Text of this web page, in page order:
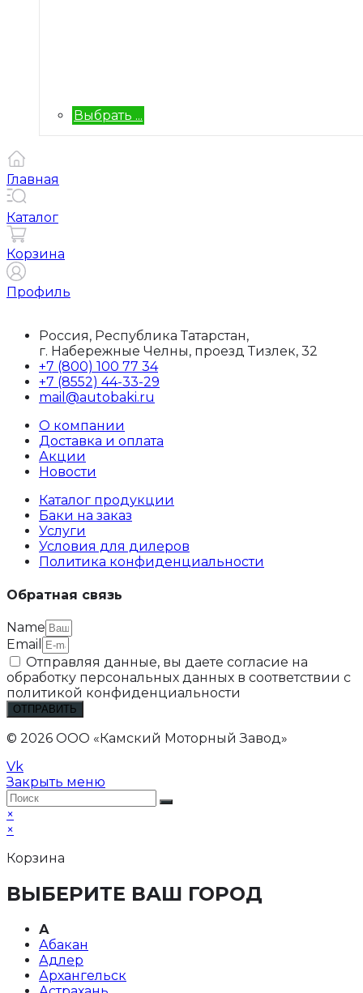
Выбрать ...
Главная
Каталог
Корзина
Профиль
Россия, Республика Татарстан,
г. Набережные Челны, проезд Тизлек, 32
+7 (800) 100 77 34
+7 (8552) 44-33-29
mail@autobaki.ru
О компании
Доставка и оплата
Акции
Новости
Каталог продукции
Баки на заказ
Услуги
Условия для дилеров
Политика конфиденциальности
Обратная связь
Name
Email
Отправляя данные, вы даете согласие на
обработку персональных данных в соответствии с
политикой конфиденциальности
ОТПРАВИТЬ
© 2026 ООО «Камский Моторный Завод»
Vk
Закрыть меню
×
×
Корзина
ВЫБЕРИТЕ ВАШ ГОРОД
А
Абакан
Адлер
Архангельск